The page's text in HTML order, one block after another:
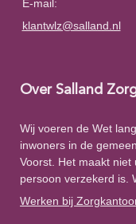
E-mail:
klantwlz@salland.nl
Over Salland
Wij voeren de Wet
inwoners in de
Voorst. Het maakt
persoon verzekerd is.
Werken bij